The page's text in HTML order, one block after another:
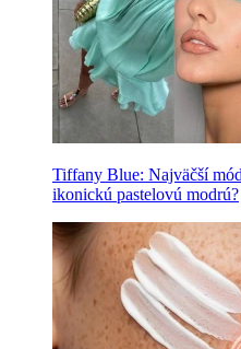
Tiffany Blue: Najväčší
ikonickú pastelovú modrú?